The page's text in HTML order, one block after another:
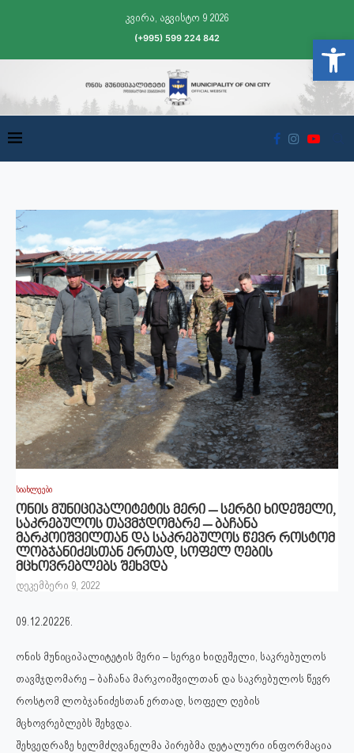
კვირა, აგვისტო 9 2026
(+995) 599 224 842
სიახლეები
ონის მუნიციპალიტეტის მერი – სერგი ხიდეშელი,
საკრებულოს თავმჯდომარე – ბაჩანა
მარკოიშვილთან და საკრებულოს წევრ როსტომ
ლობჯანიძესთან ერთად, სოფელ ღების
მცხოვრებლებს შეხვდა
დეკემბერი 9, 2022
09.12.2022წ.
ონის მუნიციპალიტეტის მერი – სერგი ხიდეშელი, საკრებულოს
თავმჯდომარე – ბაჩანა მარკოიშვილთან და საკრებულოს წევრ
როსტომ ლობჯანიძესთან ერთად, სოფელ ღების
მცხოვრებლებს შეხვდა.
შეხვედრაზე ხელმძღვანელმა პირებმა დეტალური ინფორმაცია